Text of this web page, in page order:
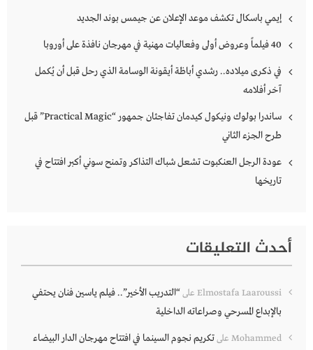
إيمي باسكال تكشف موعد الإعلان عن جيمس بوند الجديد
40 فيلماً وعروض أولى وفعاليات مهنية في مهرجان نافذة على أوروبا
في ذكرى ميلاده.. رشدي أباظة أيقونة الوسامة الذي رحل قبل أن يُكمل
آخر أفلامه
ساندرا بولوك ونيكول كيدمان تفاجئان جمهور “Practical Magic” قبل
طرح الجزء الثاني
عودة الرجل العنكبوت تشعل شباك التذاكر وتمنح سوني أكبر افتتاح في
تاريخها
أحدث التعليقات
Elmostafa Laaroussi على“التدريب الأخير”.. فيلم ياسين فنان يحتفي
بالإبداع المسرحي وصراعاته الداخلية
Mohammed علىتكريم نجوم السينما في افتتاح مهرجان الدار البيضاء